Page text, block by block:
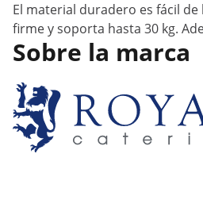
El material duradero es fácil
firme y soporta hasta 30 kg.
Sobre la marca